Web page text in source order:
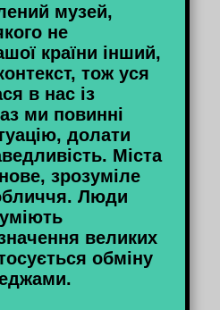
музей,
не
країни інший,
тож уся
в нас із
ми повинні
долати
Міста
зрозуміле
Люди
великих
обміну